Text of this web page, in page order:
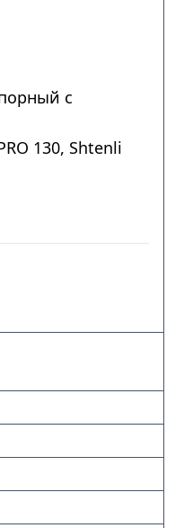
с
130, Shtenli